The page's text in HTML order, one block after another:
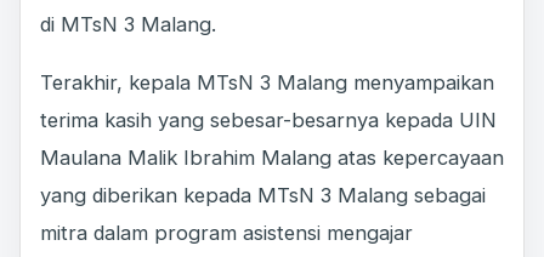
di MTsN 3 Malang.
Terakhir, kepala MTsN 3 Malang menyampaikan
terima kasih yang sebesar-besarnya kepada UIN
Maulana Malik Ibrahim Malang atas kepercayaan
yang diberikan kepada MTsN 3 Malang sebagai
mitra dalam program asistensi mengajar